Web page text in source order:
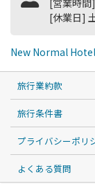
[休業日]
New Normal
旅行業約款
旅行条件書
プライバシーポリ
よくある質問